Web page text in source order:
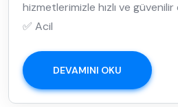
hizmetlerimizle hızlı ve
✅ Acil
DEVAMINI OKU